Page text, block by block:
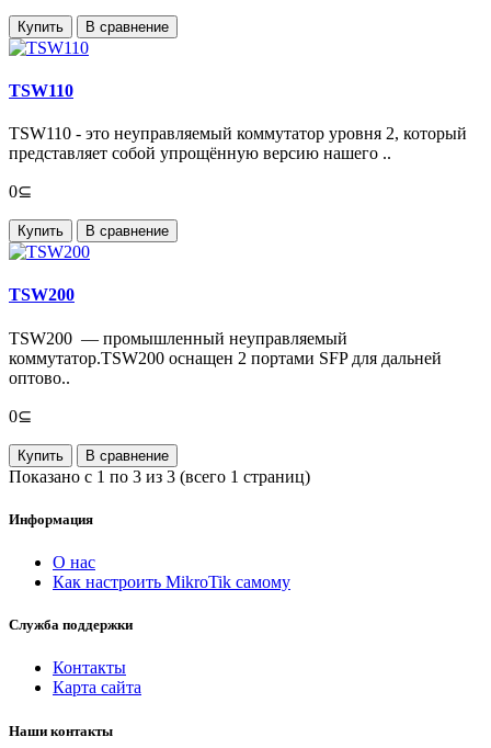
Купить В сравнение
TSW110
TSW110 - это неуправляемый коммутатор уровня 2, который
представляет собой упрощённую версию нашего ..
0⊆
Купить В сравнение
TSW200
TSW200 — промышленный неуправляемый
коммутатор.TSW200 оснащен 2 портами SFP для дальней
оптово..
0⊆
Купить В сравнение
Показано с 1 по 3 из 3 (всего 1 страниц)
Информация
О нас
Как настроить MikroTik самому
Служба поддержки
Контакты
Карта сайта
Наши контакты